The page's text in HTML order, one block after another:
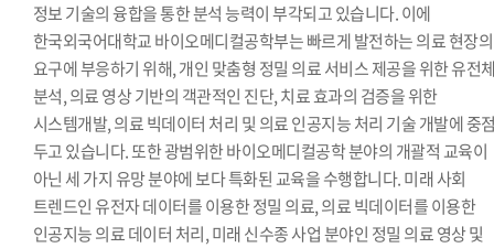
정보 기술의 융합을 통한 분석 능력이 부각되고 있습니다. 이에
한국외국어대학교 바이오메디컬공학부는 빠르게 발전하는 의료 현장의
요구에 부응하기 위해, 개인 맞춤형 정밀 의료 서비스 제공을 위한 유전
분석, 의료 영상 기반의 객관적인 진단, 치료 효과의 검증을 위한
시스템개발, 의료 빅데이터 처리 및 의료 인공지능 처리 기술 개발에 중
두고 있습니다. 또한 광범위한 바이오메디컬공학 분야의 개괄적 교육이
아닌 세 가지 유망 분야에 보다 특화된 교육을 수행합니다. 미래 사회
트렌드인 유전자 데이터를 이용한 정밀 의료, 의료 빅데이터를 이용한
인공지능 의료 데이터 처리, 미래 신수종 사업 분야인 정밀 의료 영상 및